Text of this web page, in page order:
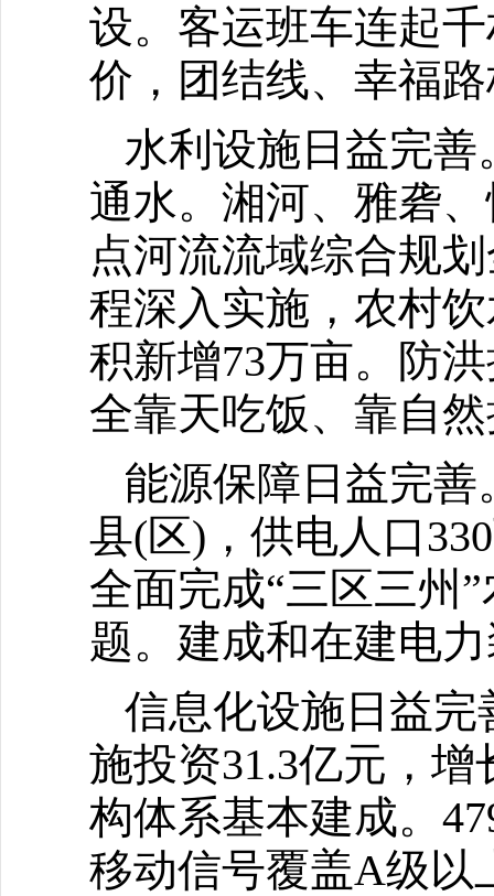
设。客运班车连起
价，团结线、幸福
水利设施日益完
通水。湘河、雅砻
点河流流域综合规
程深入实施，农村
积新增73万亩。防
全靠天吃饭、靠自
能源保障日益完
县(区)，供电人口
全面完成“三区三州
题。建成和在建电
信息化设施日益
施投资31.3亿元，
构体系基本建成。
移动信号覆盖A级以